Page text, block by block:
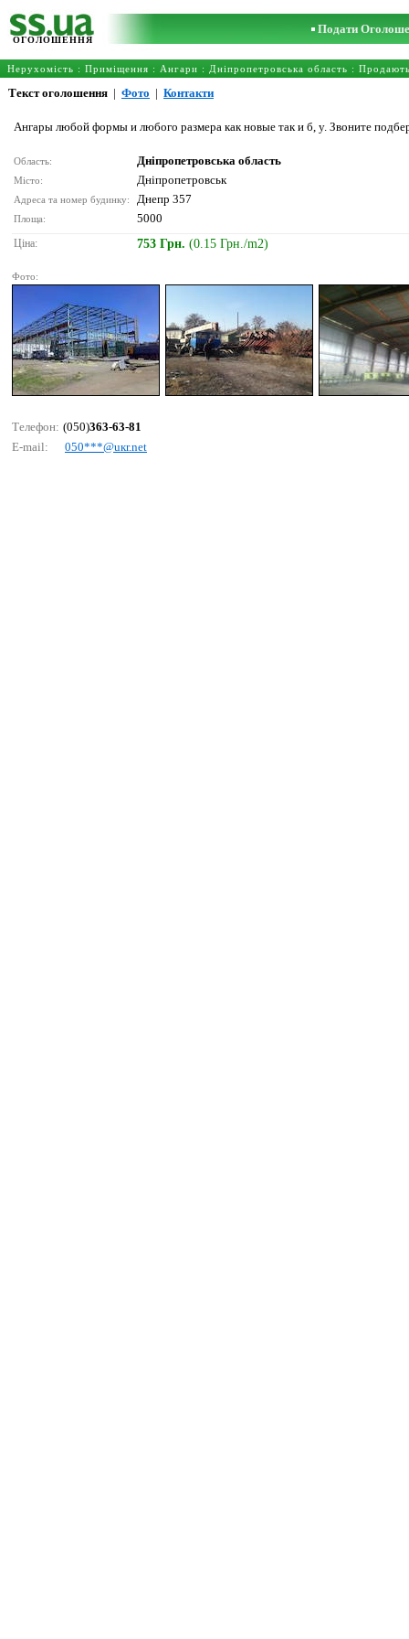
ОГОЛОШЕННЯ
Подати
Нерухомість : Приміщення : Ангари : Дніпропетровська область :
Текст оголошення | Фото | Контакти
Ангары любой формы и любого размера как новые так и б, у. Звоните
Область: Дніпропетровська область
Місто: Дніпропетровськ
Адреса та номер будинку: Днепр 357
Площа: 5000
Ціна: 753 Грн. (0.15 Грн./m2)
Фото:
Телефон: (050)363-63-81
E-mail:
050***@uкr.nеt